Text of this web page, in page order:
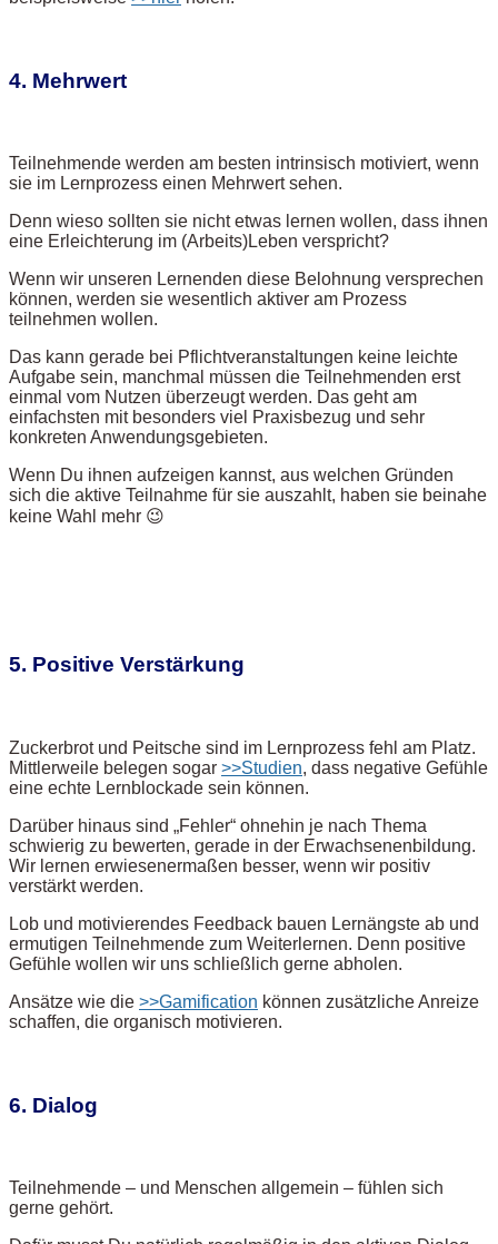
4. Mehrwert
Teilnehmende werden am besten intrinsisch motiviert, wenn
sie im Lernprozess einen Mehrwert sehen.
Denn wieso sollten sie nicht etwas lernen wollen, dass ihnen
eine Erleichterung im (Arbeits)Leben verspricht?
Wenn wir unseren Lernenden diese Belohnung versprechen
können, werden sie wesentlich aktiver am Prozess
teilnehmen wollen.
Das kann gerade bei Pflichtveranstaltungen keine leichte
Aufgabe sein, manchmal müssen die Teilnehmenden erst
einmal vom Nutzen überzeugt werden. Das geht am
einfachsten mit besonders viel Praxisbezug und sehr
konkreten Anwendungsgebieten.
Wenn Du ihnen aufzeigen kannst, aus welchen Gründen
sich die aktive Teilnahme für sie auszahlt, haben sie beinahe
keine Wahl mehr 😉
5. Positive Verstärkung
Zuckerbrot und Peitsche sind im Lernprozess fehl am Platz.
Mittlerweile belegen sogar >>Studien, dass negative Gefühle
eine echte Lernblockade sein können.
Darüber hinaus sind „Fehler“ ohnehin je nach Thema
schwierig zu bewerten, gerade in der Erwachsenenbildung.
Wir lernen erwiesenermaßen besser, wenn wir positiv
verstärkt werden.
Lob und motivierendes Feedback bauen Lernängste ab und
ermutigen Teilnehmende zum Weiterlernen. Denn positive
Gefühle wollen wir uns schließlich gerne abholen.
Ansätze wie die >>Gamification können zusätzliche Anreize
schaffen, die organisch motivieren.
6. Dialog
Teilnehmende – und Menschen allgemein – fühlen sich
gerne gehört.